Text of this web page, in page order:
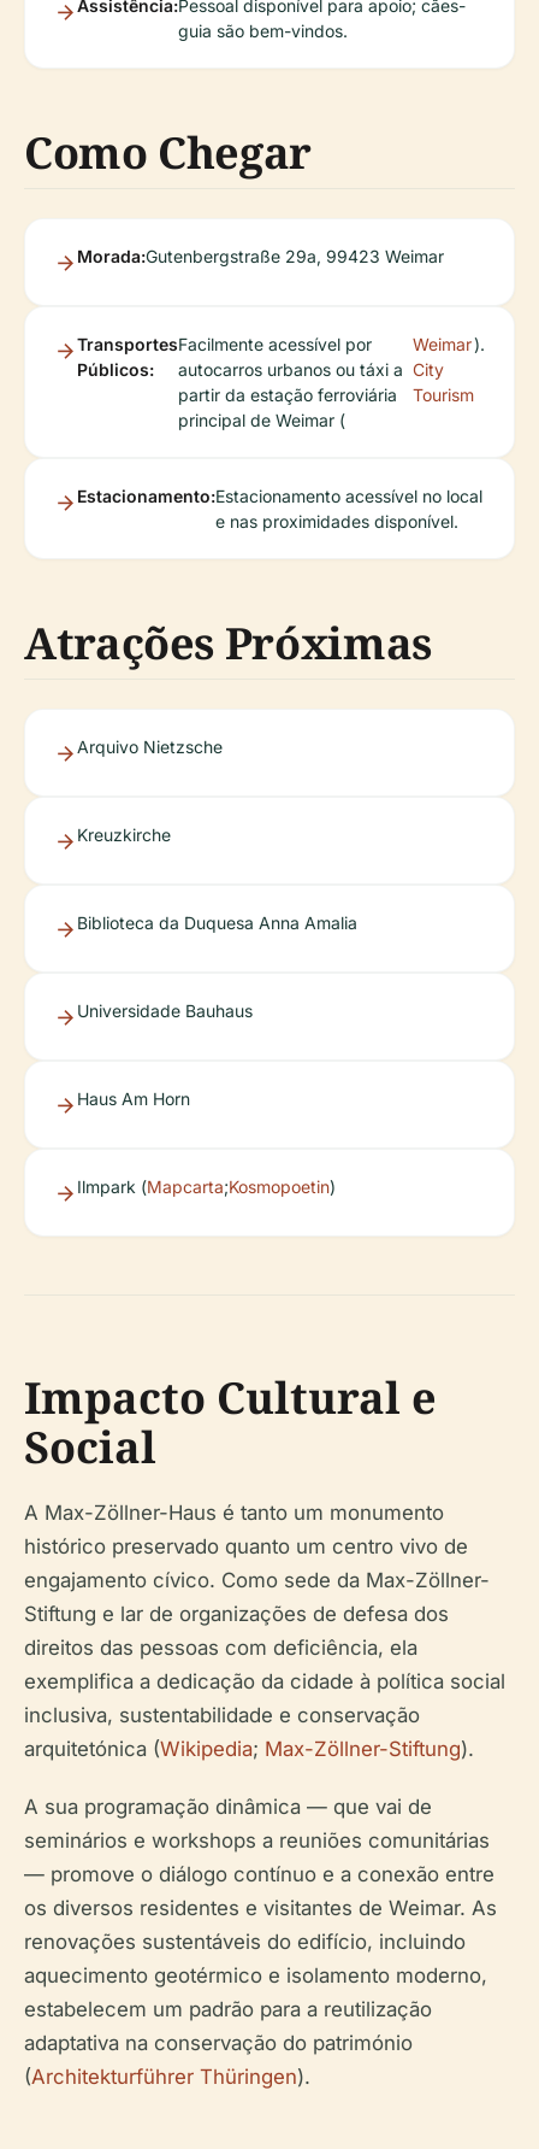
Assistência:Pessoal disponível para apoio; cães-
guia são bem-vindos.
Como Chegar
Morada:Gutenbergstraße 29a, 99423 Weimar
Transportes
Públicos:
Facilmente acessível por
autocarros urbanos ou táxi a
partir da estação ferroviária
principal de Weimar (
Weimar
City
Tourism
).
Estacionamento:Estacionamento acessível no local
e nas proximidades disponível.
Atrações Próximas
Arquivo Nietzsche
Kreuzkirche
Biblioteca da Duquesa Anna Amalia
Universidade Bauhaus
Haus Am Horn
Ilmpark (Mapcarta;Kosmopoetin)
Impacto Cultural e
Social
A Max-Zöllner-Haus é tanto um monumento
histórico preservado quanto um centro vivo de
engajamento cívico. Como sede da Max-Zöllner-
Stiftung e lar de organizações de defesa dos
direitos das pessoas com deficiência, ela
exemplifica a dedicação da cidade à política social
inclusiva, sustentabilidade e conservação
arquitetónica (Wikipedia; Max-Zöllner-Stiftung).
A sua programação dinâmica — que vai de
seminários e workshops a reuniões comunitárias
— promove o diálogo contínuo e a conexão entre
os diversos residentes e visitantes de Weimar. As
renovações sustentáveis do edifício, incluindo
aquecimento geotérmico e isolamento moderno,
estabelecem um padrão para a reutilização
adaptativa na conservação do património
(Architekturführer Thüringen).